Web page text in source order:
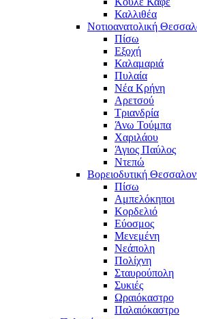
Καλλιθέα
Νοτιοανατολική
Πίσω
Εξοχή
Καλαμαριά
Πυλαία
Νέα Κρήνη
Αρετσού
Τριανδρία
Άνω Τούμπα
Χαριλάου
Άγιος Παύλος
Ντεπώ
Βορειοδυτική
Πίσω
Αμπελόκηποι
Κορδελιό
Εύοσμος
Μενεμένη
Νεάπολη
Πολίχνη
Σταυρούπολη
Συκιές
Ωραιόκαστρο
Παλαιόκαστρο